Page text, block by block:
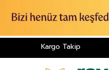
Kargo Takip